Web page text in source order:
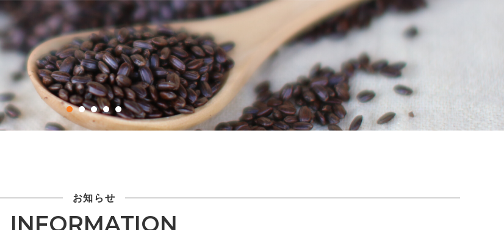
お知らせ
INFORMATION